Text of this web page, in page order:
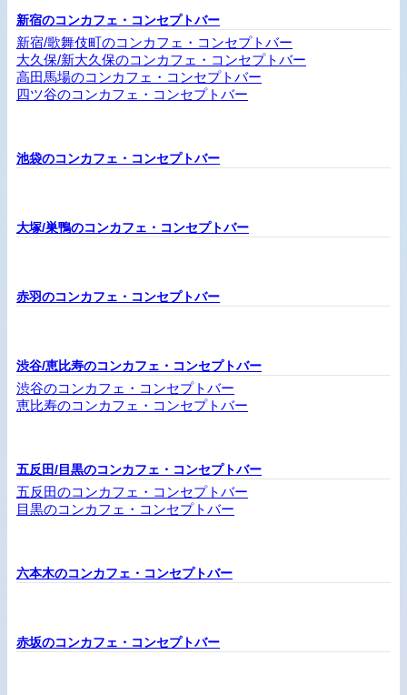
新宿のコンカフェ・コンセプトバー
新宿/歌舞伎町のコンカフェ・コンセプトバー
大久保/新大久保のコンカフェ・コンセプトバー
高田馬場のコンカフェ・コンセプトバー
四ツ谷のコンカフェ・コンセプトバー
池袋のコンカフェ・コンセプトバー
大塚/巣鴨のコンカフェ・コンセプトバー
赤羽のコンカフェ・コンセプトバー
渋谷/恵比寿のコンカフェ・コンセプトバー
渋谷のコンカフェ・コンセプトバー
恵比寿のコンカフェ・コンセプトバー
五反田/目黒のコンカフェ・コンセプトバー
五反田のコンカフェ・コンセプトバー
目黒のコンカフェ・コンセプトバー
六本木のコンカフェ・コンセプトバー
赤坂のコンカフェ・コンセプトバー